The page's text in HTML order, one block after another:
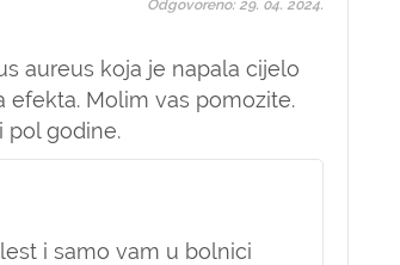
aureus koja je napala cijelo
efekta. Molim vas pomozite.
pol godine.
Odgovoreno: 29. 04. 2024.
i samo vam u bolnici